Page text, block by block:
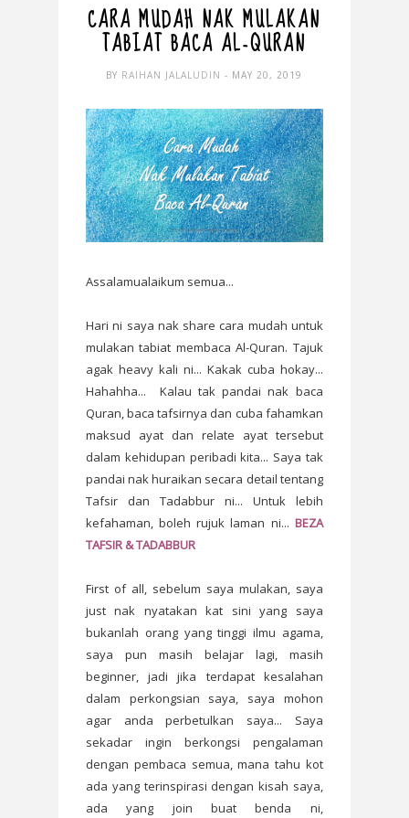
CARA MUDAH NAK MULAKAN
TABIAT BACA AL-QURAN
BY RAIHAN JALALUDIN- MAY 20, 2019
Assalamualaikum semua...
Hari ni saya nak share cara mudah untuk
mulakan tabiat membaca Al-Quran. Tajuk
agak heavy kali ni... Kakak cuba hokay...
Hahahha... Kalau tak pandai nak baca
Quran, baca tafsirnya dan cuba fahamkan
maksud ayat dan relate ayat tersebut
dalam kehidupan peribadi kita... Saya tak
pandai nak huraikan secara detail tentang
Tafsir dan Tadabbur ni... Untuk lebih
kefahaman, boleh rujuk laman ni... BEZA
TAFSIR & TADABBUR
First of all, sebelum saya mulakan, saya
just nak nyatakan kat sini yang saya
bukanlah orang yang tinggi ilmu agama,
saya pun masih belajar lagi, masih
beginner, jadi jika terdapat kesalahan
dalam perkongsian saya, saya mohon
agar anda perbetulkan saya... Saya
sekadar ingin berkongsi pengalaman
dengan pembaca semua, mana tahu kot
ada yang terinspirasi dengan kisah saya,
ada yang join buat benda ni,